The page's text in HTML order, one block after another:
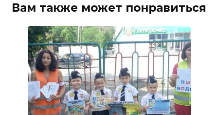
Вам также может понравиться